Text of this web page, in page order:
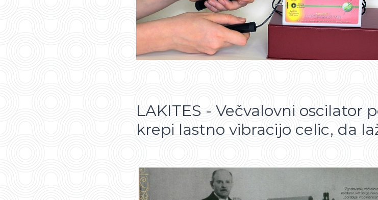
LAKITES - Večvalovni oscilator
krepi lastno vibracijo celic, da